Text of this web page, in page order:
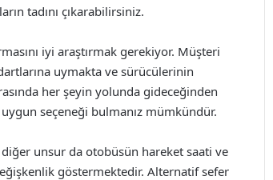
tadını çıkarabilirsiniz.
iyi araştırmak gerekiyor. Müşteri
uymakta ve sürücülerinin
her şeyin yolunda gideceğinden
seçeneği bulmanız mümkündür.
unsur da otobüsün hareket saati ve
göstermektedir. Alternatif sefer